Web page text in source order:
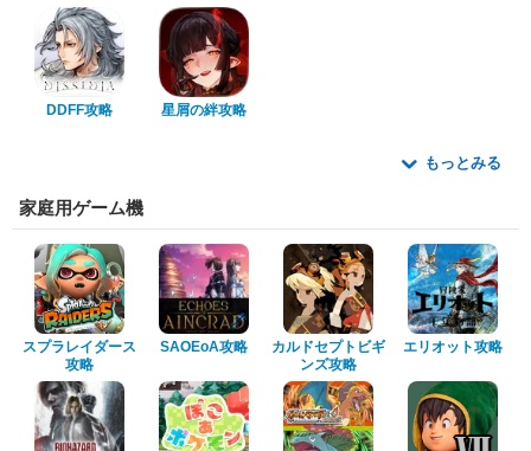
DDFF攻略 星屑の絆攻略
もっとみる
家庭用ゲーム機
スプラレイダース
攻略
SAOEoA攻略
カルドセプトビギ
ンズ攻略
エリオット攻略